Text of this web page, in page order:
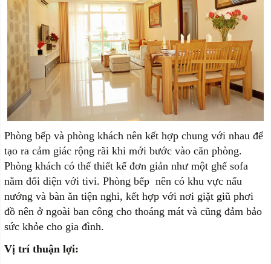
Phòng bếp và phòng khách nên kết hợp chung với nhau để
tạo ra cảm giác rộng rãi khi mới bước vào căn phòng.
Phòng khách có thể thiết kế đơn giản như một ghế sofa
nằm đối diện với tivi. Phòng bếp nên có khu vực nấu
nướng và bàn ăn tiện nghi, kết hợp với nơi giặt giũ phơi
đồ nên ở ngoài ban công cho thoáng mát và cũng đảm bảo
sức khỏe cho gia đình.
Vị trí thuận lợi: